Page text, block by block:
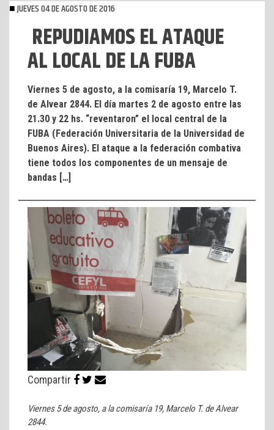
JUEVES 04 DE AGOSTO DE 2016
REPUDIAMOS EL ATAQUE
AL LOCAL DE LA FUBA
Viernes 5 de agosto, a la comisaría 19, Marcelo T.
de Alvear 2844. El día martes 2 de agosto entre las
21.30 y 22 hs. “reventaron” el local central de la
FUBA (Federación Universitaria de la Universidad de
Buenos Aires). El ataque a la federación combativa
tiene todos los componentes de un mensaje de
bandas […]
Compartir
Viernes 5 de agosto, a la comisaría 19, Marcelo T. de Alvear
2844.